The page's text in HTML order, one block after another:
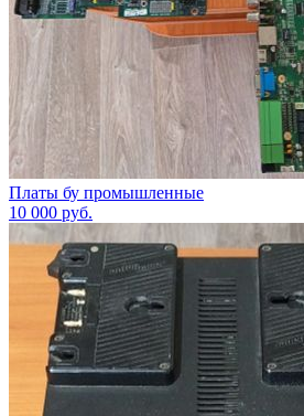
Платы бу промышленные
10 000 руб.